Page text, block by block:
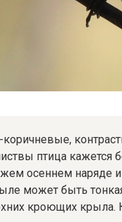
птица кажется
осеннем наряде
может быть
кроющих крыла.